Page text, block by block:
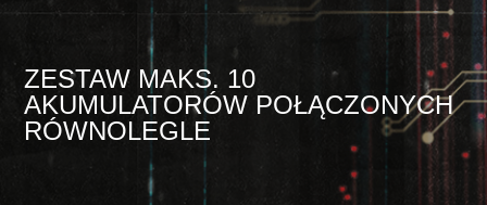
ZESTAW MAKS. 10
AKUMULATORÓW POŁĄCZONYCH
RÓWNOLEGLE